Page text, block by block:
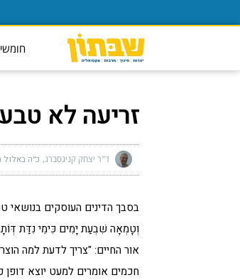
זריעה לא
ד"ר יצחק קניגסברג כ״ה באלול
בסבך הדינים העוסקים בנושאי
וְטָמְאָה שִׁבְעַת יָמִים כִּימֵי נִדַּת
אור החיים: "צריך לדעת למה
חכמים אומרים למעט יוצא דופן